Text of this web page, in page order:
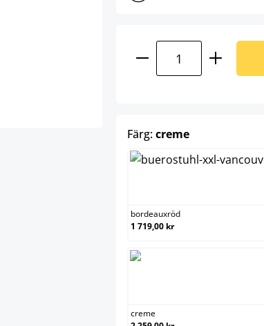
Färg:cremeselect
bordeauxröd
1 719,00 kr
creme